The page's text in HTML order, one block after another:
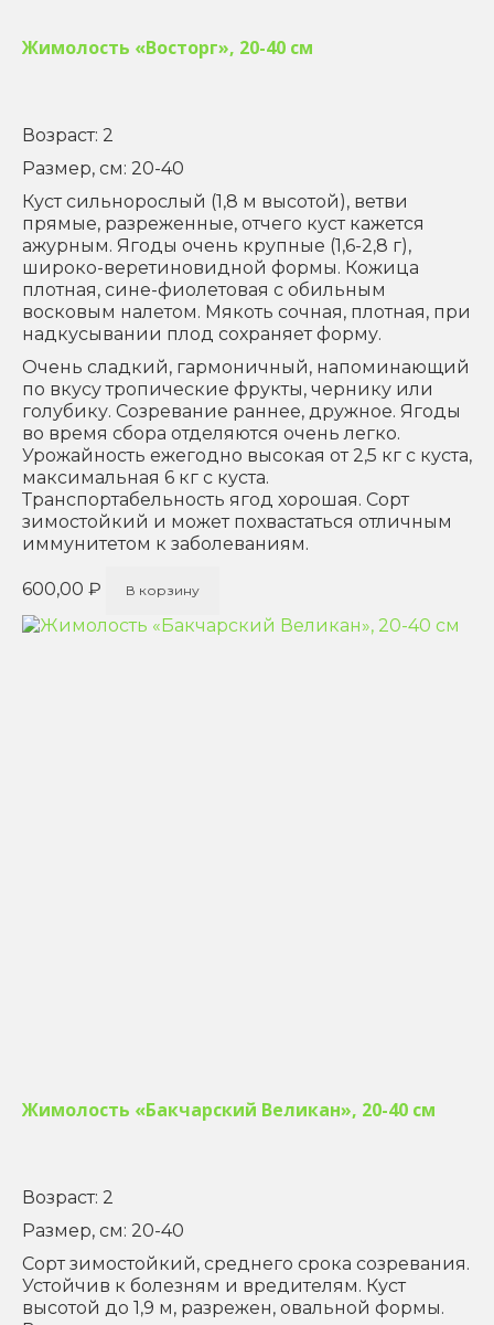
Жимолость «Восторг», 20-40 см
Возраст: 2
Размер, см: 20-40
Куст сильнорослый (1,8 м высотой), ветви
прямые, разреженные, отчего куст кажется
ажурным. Ягоды очень крупные (1,6-2,8 г),
широко-веретиновидной формы. Кожица
плотная, сине-фиолетовая с обильным
восковым налетом. Мякоть сочная, плотная, при
надкусывании плод сохраняет форму.
Очень сладкий, гармоничный, напоминающий
по вкусу тропические фрукты, чернику или
голубику. Созревание раннее, дружное. Ягоды
во время сбора отделяются очень легко.
Урожайность ежегодно высокая от 2,5 кг с куста,
максимальная 6 кг с куста.
Транспортабельность ягод хорошая. Сорт
зимостойкий и может похвастаться отличным
иммунитетом к заболеваниям.
600,00 ₽ В корзину
Жимолость «Бакчарский Великан», 20-40 см
Возраст: 2
Размер, см: 20-40
Сорт зимостойкий, среднего срока созревания.
Устойчив к болезням и вредителям. Куст
высотой до 1,9 м, разрежен, овальной формы.